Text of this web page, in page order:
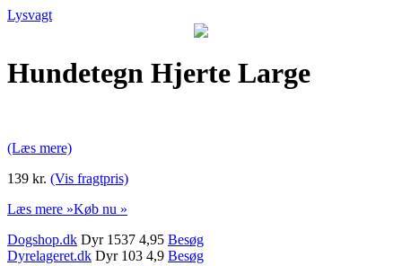
Lysvagt
Hundetegn Hjerte Large
(Læs mere)
139 kr. (Vis fragtpris)
Læs mere »Køb nu »
Dogshop.dk Dyr 1537 4,95 Besøg
Dyrelageret.dk Dyr 103 4,9 Besøg